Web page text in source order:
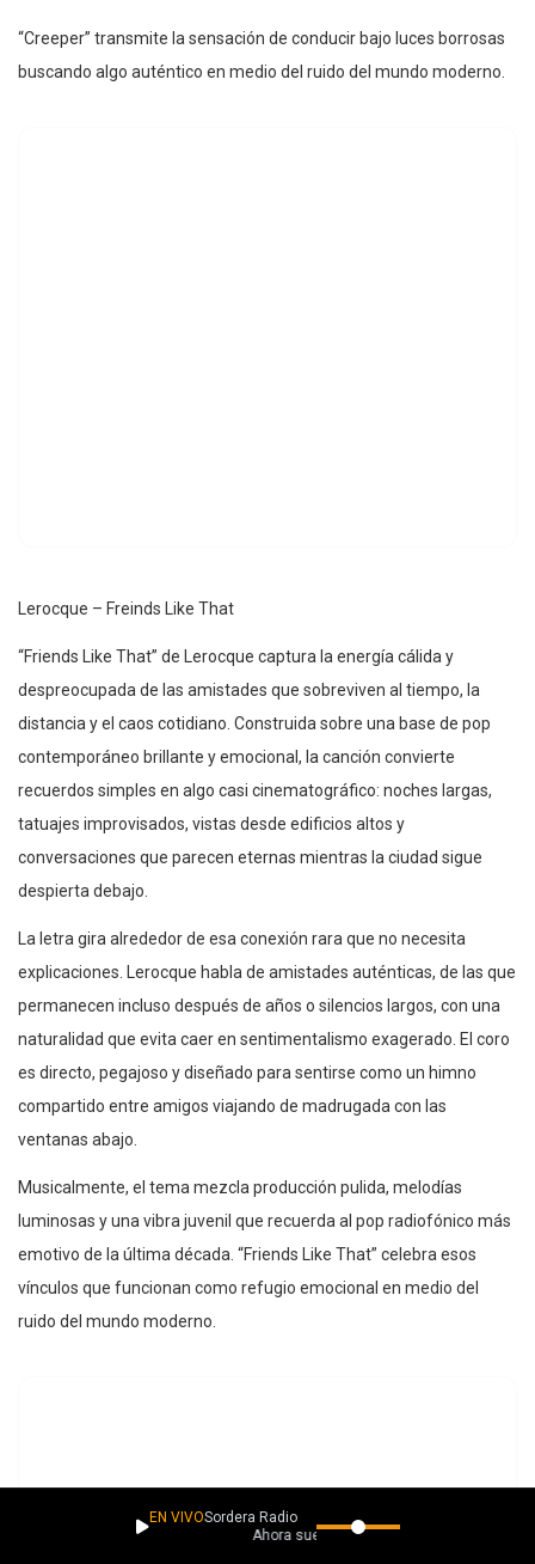
“Creeper” transmite la sensación de conducir bajo luces borrosas
buscando algo auténtico en medio del ruido del mundo moderno.
Lerocque – Freinds Like That
“Friends Like That” de Lerocque captura la energía cálida y
despreocupada de las amistades que sobreviven al tiempo, la
distancia y el caos cotidiano. Construida sobre una base de pop
contemporáneo brillante y emocional, la canción convierte
recuerdos simples en algo casi cinematográfico: noches largas,
tatuajes improvisados, vistas desde edificios altos y
conversaciones que parecen eternas mientras la ciudad sigue
despierta debajo.
La letra gira alrededor de esa conexión rara que no necesita
explicaciones. Lerocque habla de amistades auténticas, de las que
permanecen incluso después de años o silencios largos, con una
naturalidad que evita caer en sentimentalismo exagerado. El coro
es directo, pegajoso y diseñado para sentirse como un himno
compartido entre amigos viajando de madrugada con las
ventanas abajo.
Musicalmente, el tema mezcla producción pulida, melodías
luminosas y una vibra juvenil que recuerda al pop radiofónico más
emotivo de la última década. “Friends Like That” celebra esos
vínculos que funcionan como refugio emocional en medio del
ruido del mundo moderno.
EN VIVOSordera Radio
Ahora suena